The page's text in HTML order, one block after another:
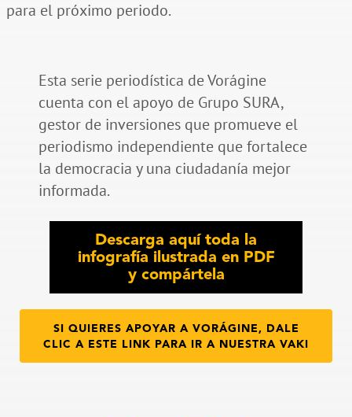
Esta serie periodística de Vorágine
cuenta con el apoyo de Grupo SURA,
gestor de inversiones que promueve el
periodismo independiente que fortalece
la democracia y una ciudadanía mejor
informada.
Descarga aquí toda la
infografía ilustrada en PDF
y compártela
SI QUIERES APOYAR A VORÁGINE, DALE
CLIC A ESTE LINK PARA IR A NUESTRA VAKI